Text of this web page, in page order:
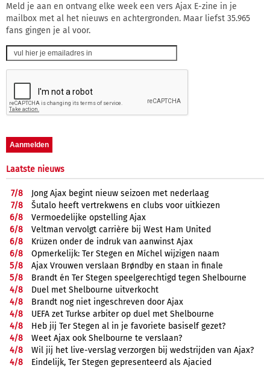
Meld je aan en ontvang elke week een vers Ajax E-zine in je
mailbox met al het nieuws en achtergronden. Maar liefst 35.965
fans gingen je al voor.
Laatste nieuws
7/8
Jong Ajax begint nieuw seizoen met nederlaag
7/8
Šutalo heeft vertrekwens en clubs voor uitkiezen
6/8
Vermoedelijke opstelling Ajax
6/8
Veltman vervolgt carrière bij West Ham United
6/8
Krüzen onder de indruk van aanwinst Ajax
6/8
Opmerkelijk: Ter Stegen en Míchel wijzigen naam
5/8
Ajax Vrouwen verslaan Brøndby en staan in finale
5/8
Brandt én Ter Stegen speelgerechtigd tegen Shelbourne
4/8
Duel met Shelbourne uitverkocht
4/8
Brandt nog niet ingeschreven door Ajax
4/8
UEFA zet Turkse arbiter op duel met Shelbourne
4/8
Heb jij Ter Stegen al in je favoriete basiself gezet?
4/8
Weet Ajax ook Shelbourne te verslaan?
4/8
Wil jij het live-verslag verzorgen bij wedstrijden van Ajax?
4/8
Eindelijk, Ter Stegen gepresenteerd als Ajacied